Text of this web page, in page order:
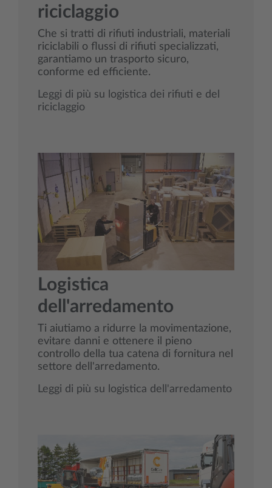
riciclaggio
Che si tratti di rifiuti industriali, materiali
riciclabili o flussi di rifiuti specializzati,
garantiamo un trasporto sicuro,
conforme ed efficiente.
Leggi di più su logistica dei rifiuti e del
riciclaggio
Logistica
dell'arredamento
Ti aiutiamo a ridurre la movimentazione,
evitare danni e ottenere il pieno
controllo della tua catena di fornitura nel
settore dell'arredamento.
Leggi di più su logistica dell'arredamento